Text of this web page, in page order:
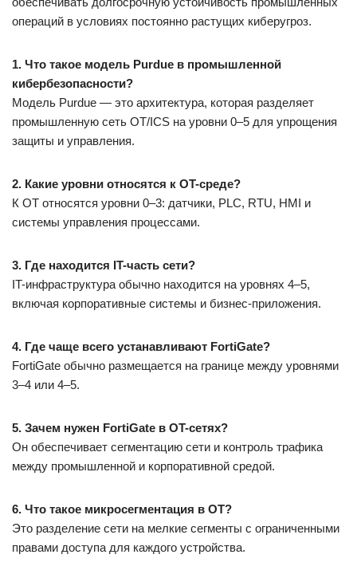
операций в условиях постоянно растущих киберугроз.
1. Что такое модель Purdue в промышленной
кибербезопасности?
Модель Purdue — это архитектура, которая разделяет
промышленную сеть OT/ICS на уровни 0–5 для упрощения
защиты и управления.
2. Какие уровни относятся к OT-среде?
К OT относятся уровни 0–3: датчики, PLC, RTU, HMI и
системы управления процессами.
3. Где находится IT-часть сети?
IT-инфраструктура обычно находится на уровнях 4–5,
включая корпоративные системы и бизнес-приложения.
4. Где чаще всего устанавливают FortiGate?
FortiGate обычно размещается на границе между уровнями
3–4 или 4–5.
5. Зачем нужен FortiGate в OT-сетях?
Он обеспечивает сегментацию сети и контроль трафика
между промышленной и корпоративной средой.
6. Что такое микросегментация в OT?
Это разделение сети на мелкие сегменты с ограниченными
правами доступа для каждого устройства.